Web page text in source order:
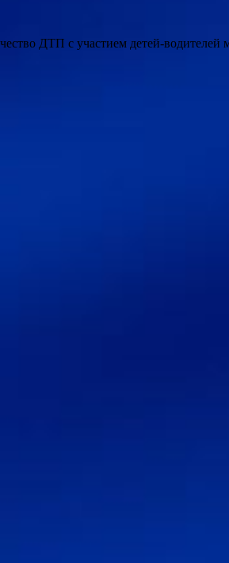
ДТП с участием детей-водителей